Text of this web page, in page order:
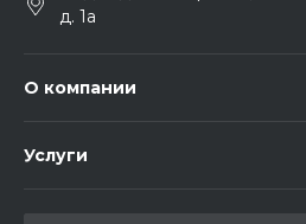
д. 1а
О компании
Услуги